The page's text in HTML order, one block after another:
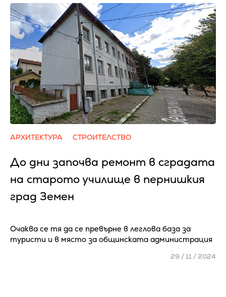
АРХИТЕКТУРА СТРОИТЕЛСТВО
До дни започва ремонт в сградата
на старото училище в пернишкия
град Земен
Очаква се тя да се превърне в леглова база за
туристи и в място за общинската администрация
29 / 11 / 2024